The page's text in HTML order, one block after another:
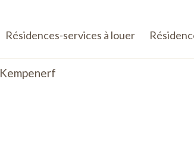
Résidences-services à louer
Kempenerf